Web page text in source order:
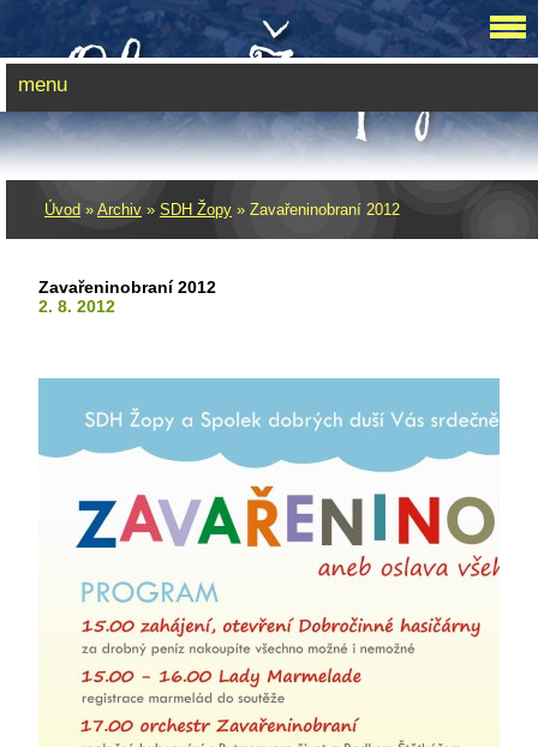
Úvod » Archiv » SDH Žopy » Zavařeninobraní 2012
Zavařeninobraní 2012
2. 8. 2012
menu